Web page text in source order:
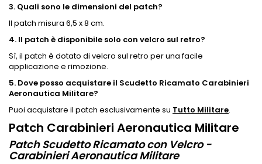
3. Quali sono le dimensioni del patch?
Il patch misura 6,5 x 8 cm.
4. Il patch è disponibile solo con velcro sul retro?
Sì, il patch è dotato di velcro sul retro per una facile
applicazione e rimozione.
5. Dove posso acquistare il Scudetto Ricamato Carabinieri
Aeronautica Militare?
Puoi acquistare il patch esclusivamente su Tutto Militare.
Patch Carabinieri Aeronautica Militare
Patch Scudetto Ricamato con Velcro -
Carabinieri Aeronautica Militare